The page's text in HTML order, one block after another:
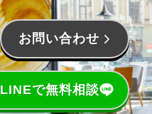
お問い合わせ
LINEで無料相談